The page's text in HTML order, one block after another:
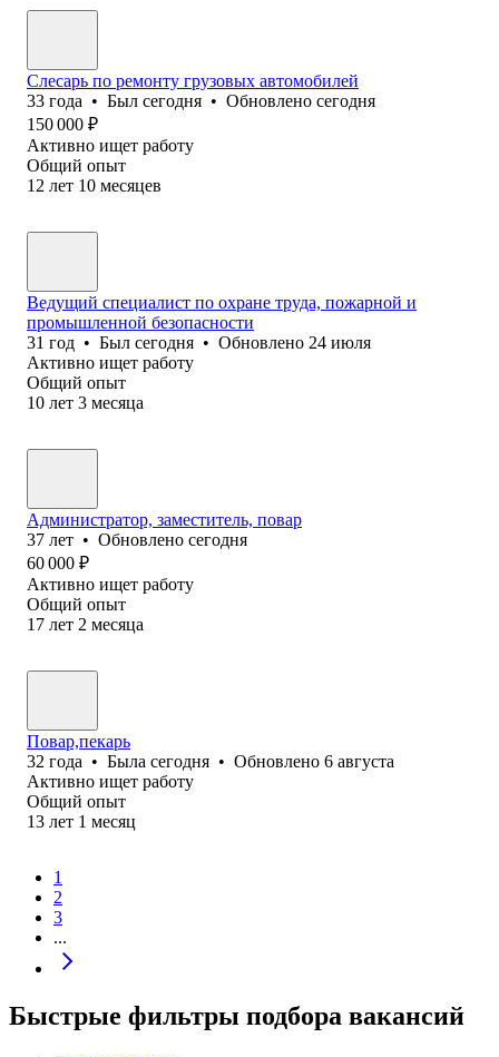
Слесарь по ремонту грузовых автомобилей
33 года • Был сегодня • Обновлено сегодня
150 000 ₽
Активно ищет работу
Общий опыт
12 лет 10 месяцев
Ведущий специалист по охране труда, пожарной и
промышленной безопасности
31 год • Был сегодня • Обновлено 24 июля
Активно ищет работу
Общий опыт
10 лет 3 месяца
Администратор, заместитель, повар
37 лет • Обновлено сегодня
60 000 ₽
Активно ищет работу
Общий опыт
17 лет 2 месяца
Повар,пекарь
32 года • Была сегодня • Обновлено 6 августа
Активно ищет работу
Общий опыт
13 лет 1 месяц
1
2
3
...
Быстрые фильтры подбора вакансий